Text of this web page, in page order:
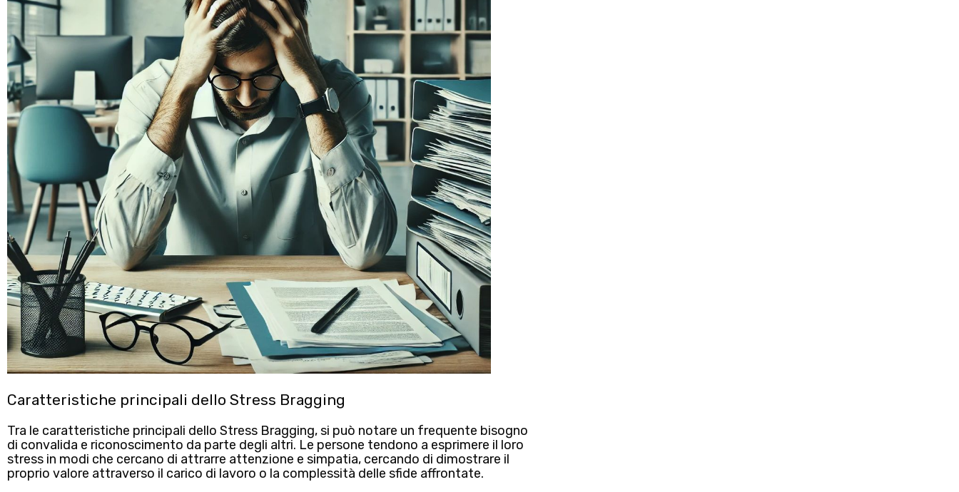
Caratteristiche principali dello Stress Bragging
Tra le caratteristiche principali dello Stress Bragging, si può notare un frequente bisogno
di convalida e riconoscimento da parte degli altri. Le persone tendono a esprimere il loro
stress in modi che cercano di attrarre attenzione e simpatia, cercando di dimostrare il
proprio valore attraverso il carico di lavoro o la complessità delle sfide affrontate.